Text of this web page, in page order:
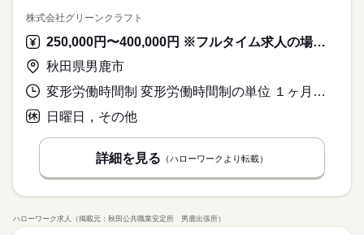
株式会社グリーンクラフト
250,000円〜400,000円 ※フルタイム求人の場合は月額（換算額）、パート求人の場合は時間額を表示しています。
秋田県男鹿市
変形労働時間制 変形労働時間制の単位 １ヶ月単位 就業時間１ 8時00分〜17時00分
日曜日，その他
詳細を見る （ハローワークより転載）
ハローワーク求人（掲載元：秋田公共職業安定所 男鹿出張所）